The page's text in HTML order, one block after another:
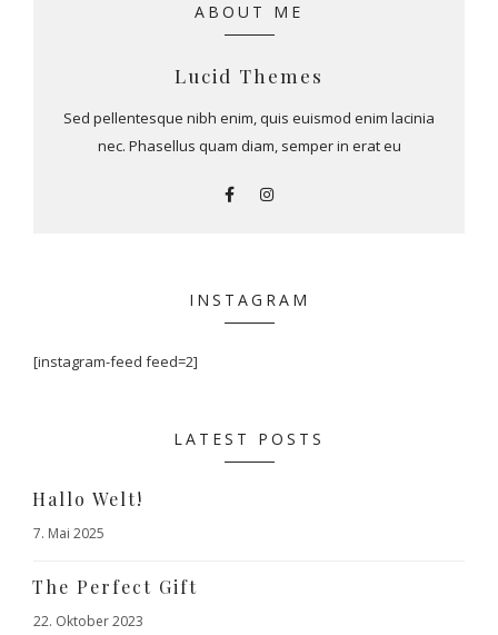
ABOUT ME
Lucid Themes
Sed pellentesque nibh enim, quis euismod enim lacinia
nec. Phasellus quam diam, semper in erat eu
INSTAGRAM
[instagram-feed feed=2]
LATEST POSTS
Hallo Welt!
7. Mai 2025
The Perfect Gift
22. Oktober 2023